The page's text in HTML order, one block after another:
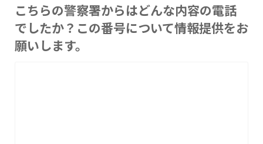
こちらの警察署からはどんな内容の電話
でしたか？この番号について情報提供をお
願いします。